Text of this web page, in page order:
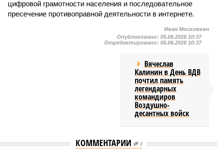
цифровой грамотности населения и последовательное
пресечение противоправной деятельности в интернете.
Иван Московкин
Опубликовано: 05.06.2026 10:37
Отредактировано: 05.06.2026 10:37
Вячеслав
Калинин в День ВДВ
почтил память
легендарных
командиров
Воздушно-
десантных войск
КОММЕНТАРИИ 0